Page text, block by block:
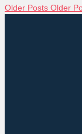
Older Posts Older